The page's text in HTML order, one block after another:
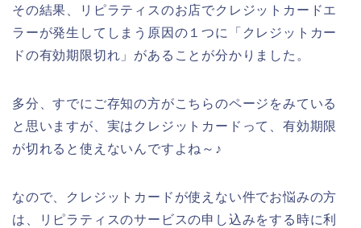
その結果、リピラティスのお店でクレジットカードエ
ラーが発生してしまう原因の１つに「クレジットカー
ドの有効期限切れ」があることが分かりました。
多分、すでにご存知の方がこちらのページをみている
と思いますが、実はクレジットカードって、有効期限
が切れると使えないんですよね～♪
なので、クレジットカードが使えない件でお悩みの方
は、リピラティスのサービスの申し込みをする時に利